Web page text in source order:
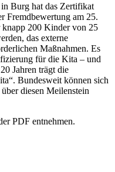
Burg hat das Zertifikat
Fremdbewertung am 25.
knapp 200 Kinder von 25
das externe
Maßnahmen. Es
für die Kita – und
Jahren trägt die
Bundesweit können sich
diesen Meilenstein
PDF entnehmen.